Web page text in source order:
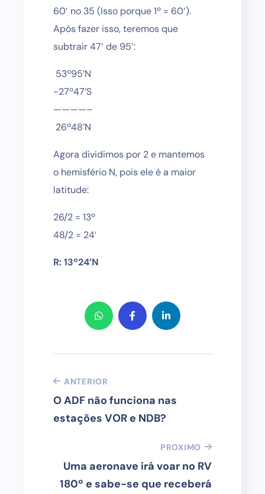
60′ no 35 (Isso porque 1º = 60′).
Após fazer isso, teremos que
subtrair 47′ de 95′:
53º95’N
-27º47’S
————–
26º48’N
Agora dividimos por 2 e mantemos
o hemisfério N, pois ele é a maior
latitude:
26/2 = 13º
48/2 = 24′
R: 13º24’N
ANTERIOR
O ADF não funciona nas
estações VOR e NDB?
PROXIMO
Uma aeronave irá voar no RV
180º e sabe-se que receberá